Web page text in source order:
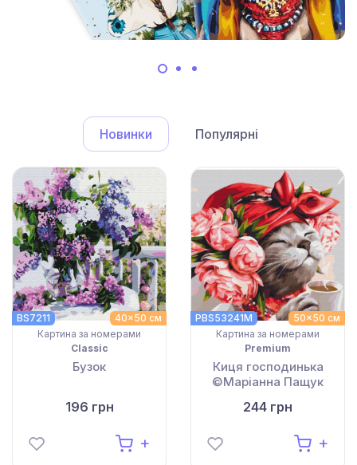
Новинки Популярні
40x50 см
BS7211
Картина за номерами
Classic
Бузок
196 грн
50x50 см
PBS53241M
Картина за номерами
Premium
Киця господинька
©Маріанна Пащук
244 грн